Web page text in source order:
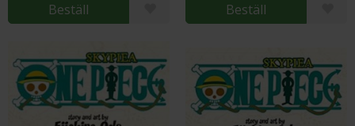
Beställ Beställ